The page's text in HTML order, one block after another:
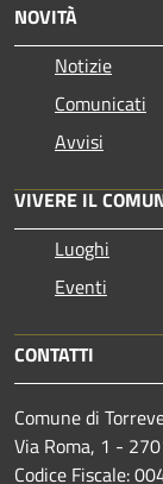
NOVITÀ
Notizie
Comunicati
Avvisi
VIVERE IL
Luoghi
Eventi
CONTATTI
Comune di
Via Roma, 1 -
Codice Fiscale: